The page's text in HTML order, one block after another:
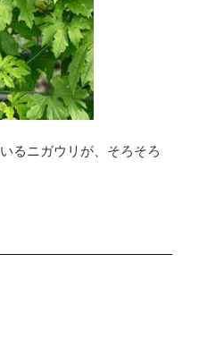
るニガウリが、そろそろ